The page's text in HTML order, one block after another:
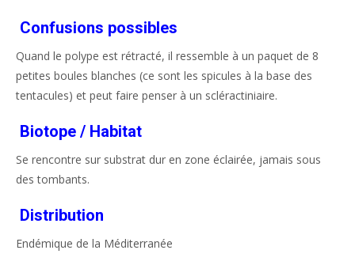
Confusions possibles
Quand le polype est rétracté, il ressemble à un paquet de 8
petites boules blanches (ce sont les spicules à la base des
tentacules) et peut faire penser à un scléractiniaire.
Biotope / Habitat
Se rencontre sur substrat dur en zone éclairée, jamais sous
des tombants.
Distribution
Endémique de la Méditerranée